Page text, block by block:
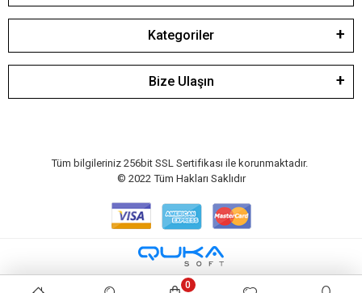
Kategoriler
Bize Ulaşın
Tüm bilgileriniz 256bit SSL Sertifikası ile korunmaktadır.
© 2022 Tüm Hakları Saklıdır
0